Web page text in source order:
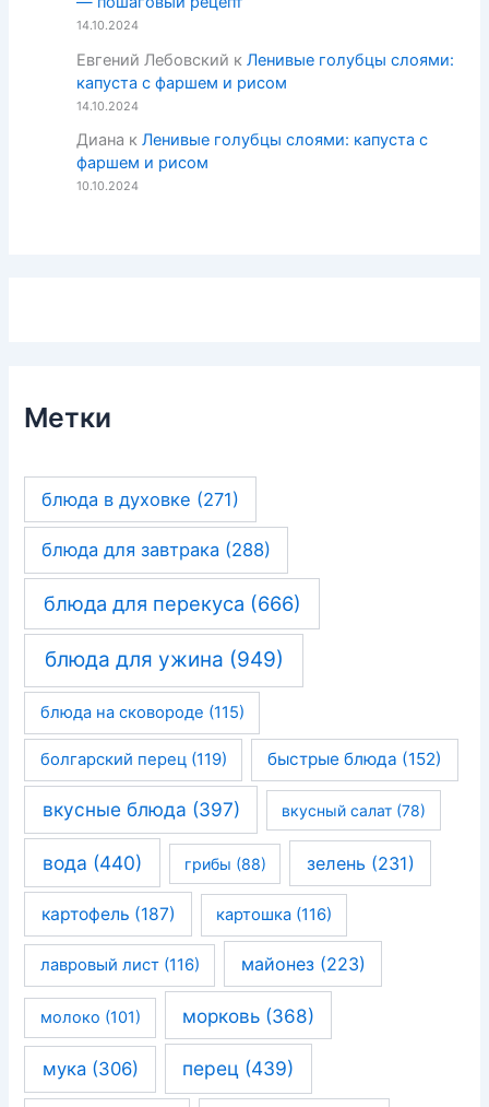
14.10.2024
Евгений Лебовский к Ленивые голубцы слоями:
капуста с фаршем и рисом
14.10.2024
Диана к Ленивые голубцы слоями: капуста с
фаршем и рисом
10.10.2024
Метки
блюда в духовке (271)
блюда для завтрака (288)
блюда для перекуса (666)
блюда для ужина (949)
блюда на сковороде (115)
болгарский перец(119) быстрые блюда (152)
вкусные блюда (397) вкусный салат (78)
вода (440) грибы (88) зелень (231)
картофель (187) картошка (116)
лавровый лист(116) майонез(223)
молоко (101) морковь(368)
мука(306) перец (439)